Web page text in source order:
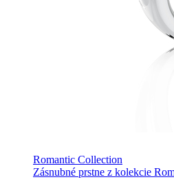
Romantic Collection
Zásnubné prstne z kolekcie